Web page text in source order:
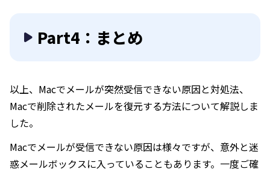
Part4：まとめ
以上、Macでメールが突然受信できない原因と対処法、
Macで削除されたメールを復元する方法について解説しま
した。
Macでメールが受信できない原因は様々ですが、意外と迷
惑メールボックスに入っていることもあります。一度ご確